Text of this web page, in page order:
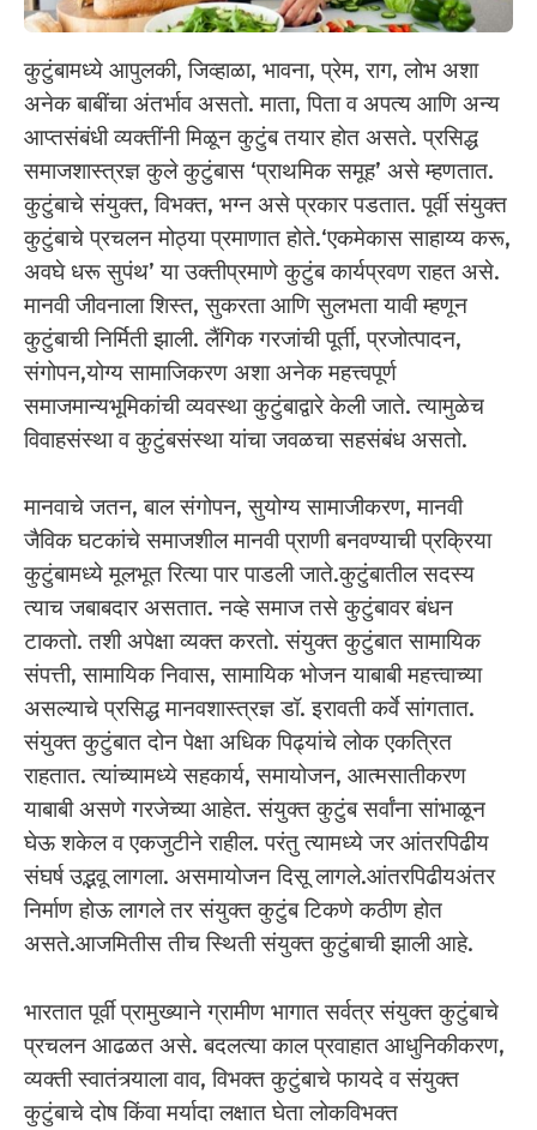
कुटुंबामध्ये आपुलकी, जिव्हाळा, भावना, प्रेम, राग, लोभ अशा
अनेक बाबींचा अंतर्भाव असतो. माता, पिता व अपत्य आणि अन्य
आप्तसंबंधी व्यक्तींनी मिळून कुटुंब तयार होत असते. प्रसिद्ध
समाजशास्त्रज्ञ कुले कुटुंबास ‘प्राथमिक समूह’ असे म्हणतात.
कुटुंबाचे संयुक्त, विभक्त, भग्न असे प्रकार पडतात. पूर्वी संयुक्त
कुटुंबाचे प्रचलन मोठ्या प्रमाणात होते.‘एकमेकास साहाय्य करू,
अवघे धरू सुपंथ’ या उक्तीप्रमाणे कुटुंब कार्यप्रवण राहत असे.
मानवी जीवनाला शिस्त, सुकरता आणि सुलभता यावी म्हणून
कुटुंबाची निर्मिती झाली. लैंगिक गरजांची पूर्ती, प्रजोत्पादन,
संगोपन,योग्य सामाजिकरण अशा अनेक महत्त्वपूर्ण
समाजमान्यभूमिकांची व्यवस्था कुटुंबाद्वारे केली जाते. त्यामुळेच
विवाहसंस्था व कुटुंबसंस्था यांचा जवळचा सहसंबंध असतो.
मानवाचे जतन, बाल संगोपन, सुयोग्य सामाजीकरण, मानवी
जैविक घटकांचे समाजशील मानवी प्राणी बनवण्याची प्रक्रिया
कुटुंबामध्ये मूलभूत रित्या पार पाडली जाते.कुटुंबातील सदस्य
त्याच जबाबदार असतात. नव्हे समाज तसे कुटुंबावर बंधन
टाकतो. तशी अपेक्षा व्यक्त करतो. संयुक्त कुटुंबात सामायिक
संपत्ती, सामायिक निवास, सामायिक भोजन याबाबी महत्त्वाच्या
असल्याचे प्रसिद्ध मानवशास्त्रज्ञ डॉ. इरावती कर्वे सांगतात.
संयुक्त कुटुंबात दोन पेक्षा अधिक पिढ्यांचे लोक एकत्रित
राहतात. त्यांच्यामध्ये सहकार्य, समायोजन, आत्मसातीकरण
याबाबी असणे गरजेच्या आहेत. संयुक्त कुटुंब सर्वांना सांभाळून
घेऊ शकेल व एकजुटीने राहील. परंतु त्यामध्ये जर आंतरपिढीय
संघर्ष उद्भवू लागला. असमायोजन दिसू लागले.आंतरपिढीयअंतर
निर्माण होऊ लागले तर संयुक्त कुटुंब टिकणे कठीण होत
असते.आजमितीस तीच स्थिती संयुक्त कुटुंबाची झाली आहे.
भारतात पूर्वी प्रामुख्याने ग्रामीण भागात सर्वत्र संयुक्त कुटुंबाचे
प्रचलन आढळत असे. बदलत्या काल प्रवाहात आधुनिकीकरण,
व्यक्ती स्वातंत्र्याला वाव, विभक्त कुटुंबाचे फायदे व संयुक्त
कुटुंबाचे दोष किंवा मर्यादा लक्षात घेता लोकविभक्त